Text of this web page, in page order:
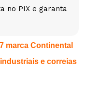
no PIX e garanta
marca Continental
e correias